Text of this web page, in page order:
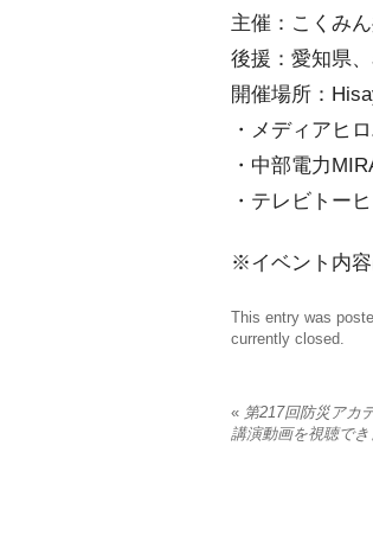
主催：こくみ
後援：愛知県
開催場所：
・メディアヒ
・中部電力
・テレビトー
※イベント内容
This entry was
currently closed.
«第217回防災アカ
講演動画を視聴でき